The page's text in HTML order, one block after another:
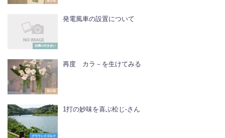
近隣の付き合い
発電風車の設置について
生け花
再度 カラ－を生けてみる
グラウンドゴルフ
1打の妙味を喜ぶ松じ-さん